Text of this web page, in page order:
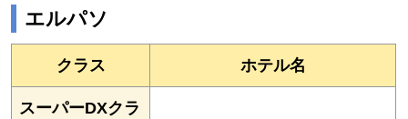
エルパソ
クラス ホテル名
スーパーDXクラ